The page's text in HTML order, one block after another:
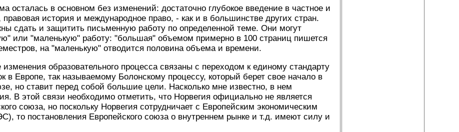
осталась в основном без изменений: достаточно глубокое введение в частное и
правовая история и международное право, - как и в большинстве других стран.
сдать и защитить письменную работу по определенной теме. Они могут
или "маленькую" работу: "большая" объемом примерно в 100 страниц пишется
на "маленькую" отводится половина объема и времени.
образовательного процесса связаны с переходом к единому стандарту
в Европе, так называемому Болонскому процессу, который берет свое начало в
но ставит перед собой большие цели. Насколько мне известно, в нем
В этой связи необходимо отметить, что Норвегия официально не является
союза, но поскольку Норвегия сотрудничает с Европейским экономическим
то постановления Европейского союза о внутреннем рынке и т.д. имеют силу и